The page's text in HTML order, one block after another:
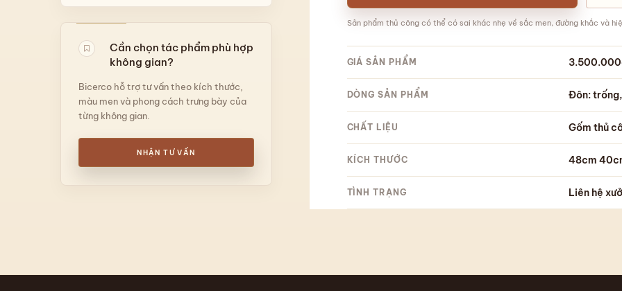
Cần chọn tác phẩm phù hợp
không gian?
Bicerco hỗ trợ tư vấn theo kích thước,
màu men và phong cách trưng bày của
từng không gian.
NHẬN TƯ VẤN
Sản phẩm thủ công có thể có sai khác nhẹ về sắc men, đường khắc và
GIÁ SẢN PHẨM
DÒNG SẢN PHẨM Đôn:
CHẤT LIỆU Gốm thủ
KÍCH THƯỚC 48cm
TÌNH TRẠNG Liên hệ